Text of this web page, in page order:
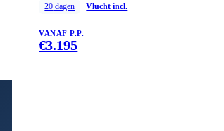
20 dagen Vlucht incl.
VANAF P.P.
€3.195